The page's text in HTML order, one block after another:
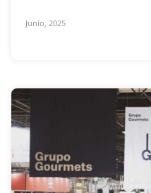
Junio, 2025